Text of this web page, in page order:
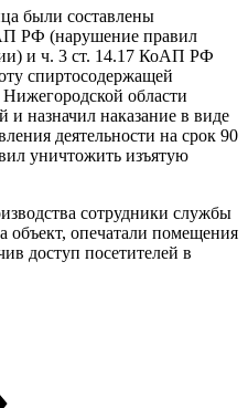
были составлены
РФ (нарушение правил
и ч. 3 ст. 14.17 КоАП РФ
спиртосодержащей
области
назначил наказание в виде
деятельности на срок 90
уничтожить изъятую
сотрудники службы
объект, опечатали помещения
доступ посетителей в